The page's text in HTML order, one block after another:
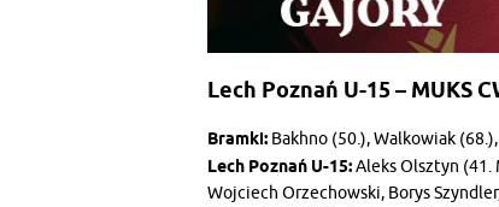
Lech Poznań U-15 – MUKS
Bramki: Bakhno (50.), Walkowiak
Lech Poznań U-15:Aleks Olsztyn (41.
Wojciech Orzechowski, Borys